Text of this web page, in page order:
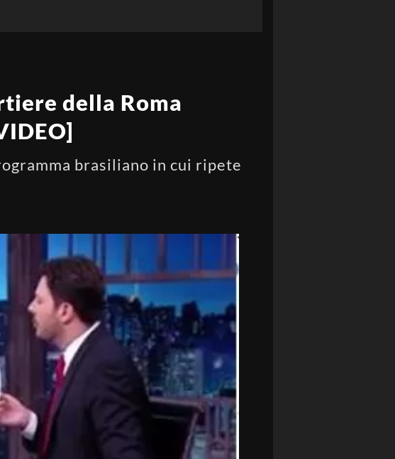
della Roma
brasiliano in cui ripete